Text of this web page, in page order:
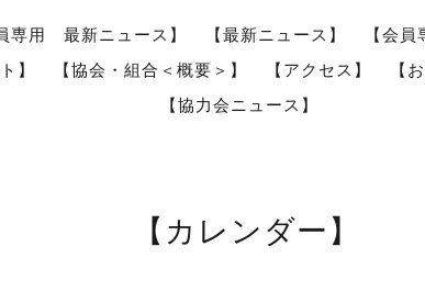
専用 最新ニュース】 【最新ニュース】
【会
】
【協会・組合＜概要＞】 【アクセス】 【
【協力会ニュース】
【カレンダー】